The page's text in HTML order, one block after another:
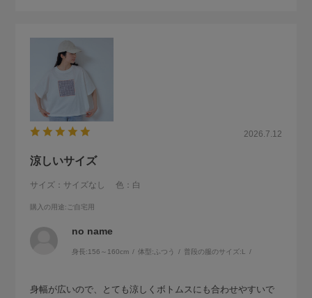
2026.7.12
涼しいサイズ
サイズ：サイズなし 色：白
購入の用途:ご自宅用
no name
身長:156～160cm 体型:ふつう 普段の服のサイズ:L
身幅が広いので、とても涼しくボトムスにも合わせやすいで